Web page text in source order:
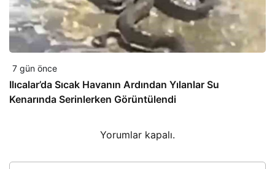
7 gün önce
Ilıcalar’da Sıcak Havanın Ardından Yılanlar Su
Kenarında Serinlerken Görüntülendi
Yorumlar kapalı.